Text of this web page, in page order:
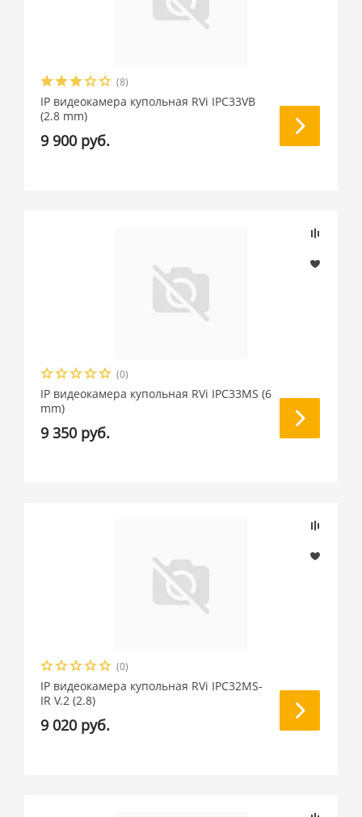
(8)
IP видеокамера купольная RVi IPC33VB
(2.8 mm)
9 900 руб.
(0)
IP видеокамера купольная RVi IPC33MS (6
mm)
9 350 руб.
(0)
IP видеокамера купольная RVi IPC32MS-
IR V.2 (2.8)
9 020 руб.